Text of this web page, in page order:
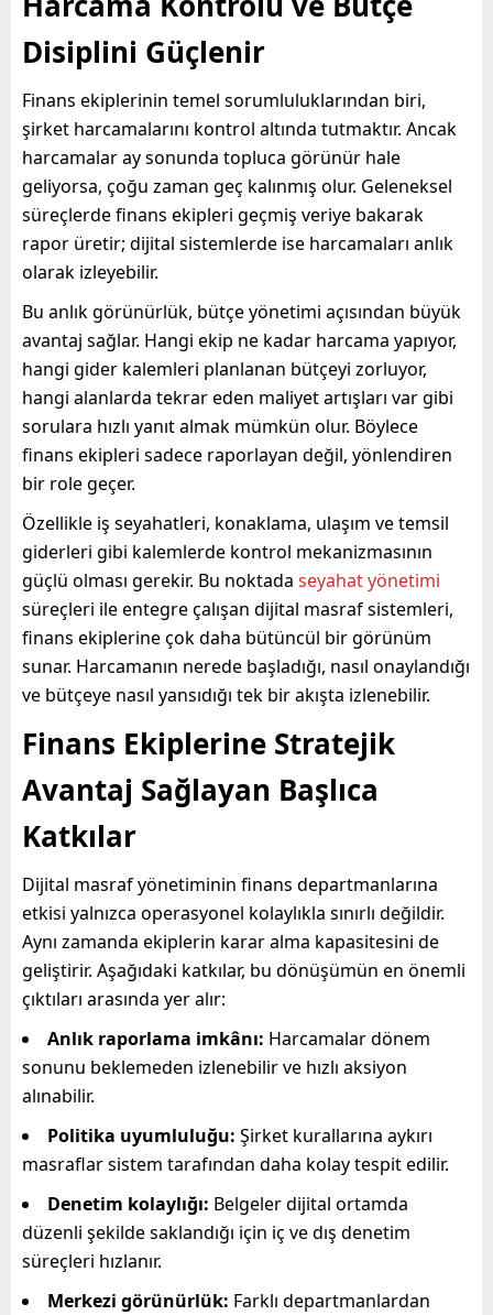
Disiplini Güçlenir
Finans ekiplerinin temel sorumluluklarından biri,
şirket harcamalarını kontrol altında tutmaktır. Ancak
harcamalar ay sonunda topluca görünür hale
geliyorsa, çoğu zaman geç kalınmış olur. Geleneksel
süreçlerde finans ekipleri geçmiş veriye bakarak
rapor üretir; dijital sistemlerde ise harcamaları anlık
olarak izleyebilir.
Bu anlık görünürlük, bütçe yönetimi açısından büyük
avantaj sağlar. Hangi ekip ne kadar harcama yapıyor,
hangi gider kalemleri planlanan bütçeyi zorluyor,
hangi alanlarda tekrar eden maliyet artışları var gibi
sorulara hızlı yanıt almak mümkün olur. Böylece
finans ekipleri sadece raporlayan değil, yönlendiren
bir role geçer.
Özellikle iş seyahatleri, konaklama, ulaşım ve temsil
giderleri gibi kalemlerde kontrol mekanizmasının
güçlü olması gerekir. Bu noktada seyahat yönetimi
süreçleri ile entegre çalışan dijital masraf sistemleri,
finans ekiplerine çok daha bütüncül bir görünüm
sunar. Harcamanın nerede başladığı, nasıl onaylandığı
ve bütçeye nasıl yansıdığı tek bir akışta izlenebilir.
Finans Ekiplerine Stratejik
Avantaj Sağlayan Başlıca
Katkılar
Dijital masraf yönetiminin finans departmanlarına
etkisi yalnızca operasyonel kolaylıkla sınırlı değildir.
Aynı zamanda ekiplerin karar alma kapasitesini de
geliştirir. Aşağıdaki katkılar, bu dönüşümün en önemli
çıktıları arasında yer alır:
Anlık raporlama imkânı: Harcamalar dönem
sonunu beklemeden izlenebilir ve hızlı aksiyon
alınabilir.
Politika uyumluluğu: Şirket kurallarına aykırı
masraflar sistem tarafından daha kolay tespit edilir.
Denetim kolaylığı: Belgeler dijital ortamda
düzenli şekilde saklandığı için iç ve dış denetim
süreçleri hızlanır.
Merkezi görünürlük: Farklı departmanlardan